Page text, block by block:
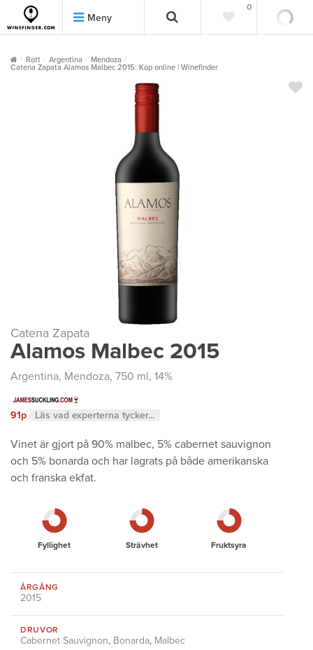
Meny
0
Rött Argentina
Mendoza
Catena Zapata Alamos Malbec 2015: Köp online | Winefinder
Catena Zapata
Alamos Malbec 2015
Argentina, Mendoza, 750 ml, 14%
91p Läs vad experterna tycker...
Vinet är gjort på 90% malbec, 5% cabernet sauvignon
och 5% bonarda och har lagrats på både amerikanska
och franska ekfat.
Fyllighet Strävhet Fruktsyra
ÅRGÅNG
2015
DRUVOR
Cabernet Sauvignon, Bonarda, Malbec
""